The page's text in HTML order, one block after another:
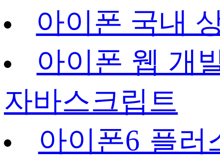
아이폰 국내
아이폰 웹 개
자바스크립트
아이폰6 플